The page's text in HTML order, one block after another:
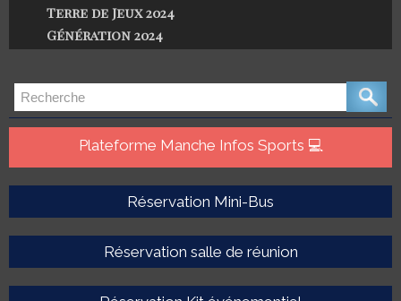
Terre de Jeux 2024
Génération 2024
Plateforme Manche Infos Sports 💻
Réservation Mini-Bus
Réservation salle de réunion